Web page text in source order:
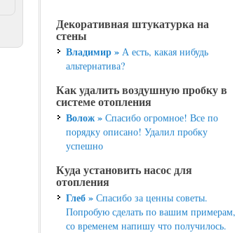
Декоративная штукатурка на
стены
Владимир »А есть, какая нибудь
альтернатива?
Как удалить воздушную пробку в
системе отопления
Волож »Спасибо огромное! Все по
порядку описано! Удалил пробку
успешно
Куда установить насос для
отопления
Глеб »Спасибо за ценны советы.
Попробую сделать по вашим примерам,
со временем напишу что получилось.